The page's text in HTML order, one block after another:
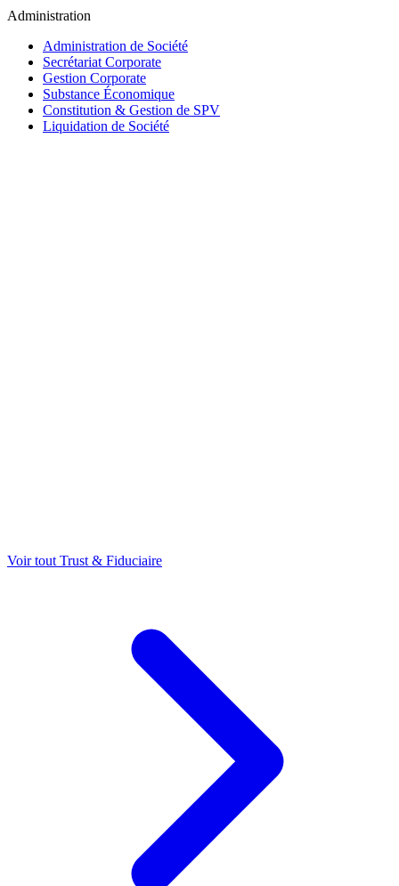
Administration
Administration de Société
Secrétariat Corporate
Gestion Corporate
Substance Économique
Constitution & Gestion de SPV
Liquidation de Société
Voir tout Trust & Fiduciaire